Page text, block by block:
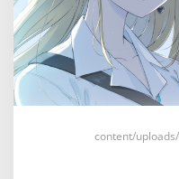
content/